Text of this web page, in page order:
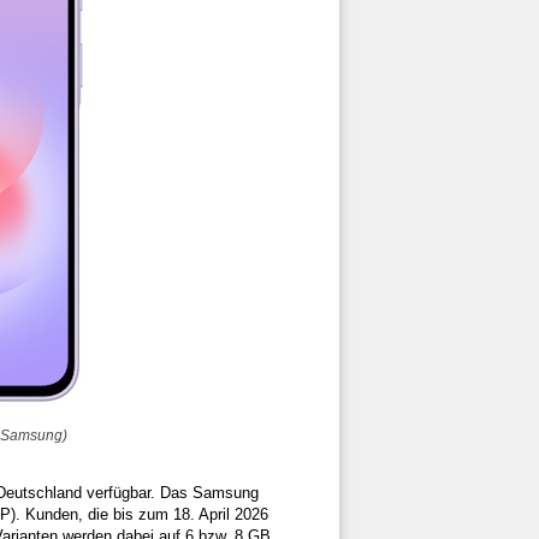
verfügbar. Das Samsung
Kunden, die bis zum 18. April 2026